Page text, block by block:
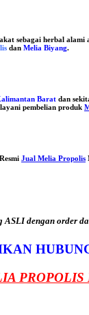
sebagai herbal alami
dan Melia Biyang.
Barat dan
pembelian produk
Jual Melia Propolis
ASLI dengan order